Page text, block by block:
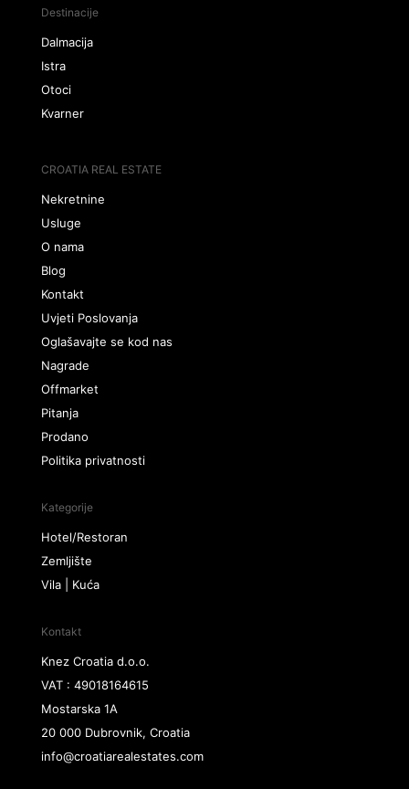
Destinacije
Dalmacija
Istra
Otoci
Kvarner
CROATIA REAL ESTATE
Nekretnine
Usluge
O nama
Blog
Kontakt
Uvjeti Poslovanja
Oglašavajte se kod nas
Nagrade
Offmarket
Pitanja
Prodano
Politika privatnosti
Kategorije
Hotel/Restoran
Zemljište
Vila | Kuća
Kontakt
Knez Croatia d.o.o.
VAT : 49018164615
Mostarska 1A
20 000 Dubrovnik, Croatia
info@croatiarealestates.com